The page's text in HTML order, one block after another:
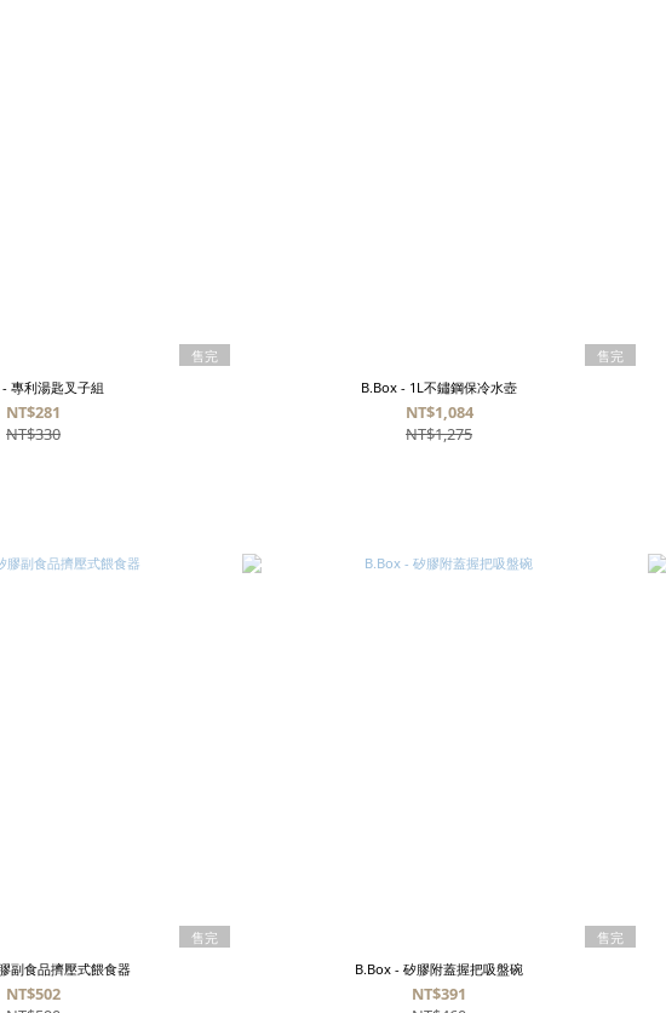
售完
專利湯匙叉子組
NT$281
NT$330
售完
B.Box - 1L不鏽鋼保冷水壺
NT$1,084
NT$1,275
售完
副食品擠壓式餵食器
NT$502
售完
B.Box - 矽膠附蓋握把吸盤碗
NT$391